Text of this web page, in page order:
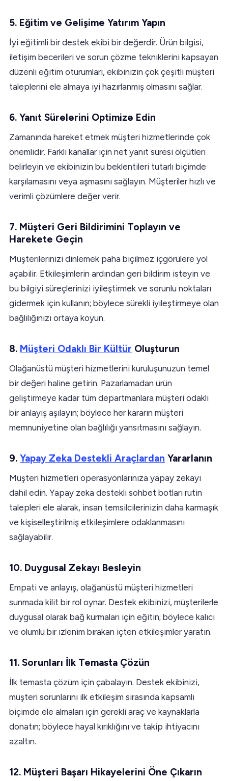
5. Eğitim ve Gelişime Yatırım Yapın
İyi eğitimli bir destek ekibi bir değerdir. Ürün bilgisi,
iletişim becerileri ve sorun çözme tekniklerini kapsayan
düzenli eğitim oturumları, ekibinizin çok çeşitli müşteri
taleplerini ele almaya iyi hazırlanmış olmasını sağlar.
6. Yanıt Sürelerini Optimize Edin
Zamanında hareket etmek müşteri hizmetlerinde çok
önemlidir. Farklı kanallar için net yanıt süresi ölçütleri
belirleyin ve ekibinizin bu beklentileri tutarlı biçimde
karşılamasını veya aşmasını sağlayın. Müşteriler hızlı ve
verimli çözümlere değer verir.
7. Müşteri Geri Bildirimini Toplayın ve
Harekete Geçin
Müşterilerinizi dinlemek paha biçilmez içgörülere yol
açabilir. Etkileşimlerin ardından geri bildirim isteyin ve
bu bilgiyi süreçlerinizi iyileştirmek ve sorunlu noktaları
gidermek için kullanın; böylece sürekli iyileştirmeye olan
bağlılığınızı ortaya koyun.
8. Müşteri Odaklı Bir Kültür Oluşturun
Olağanüstü müşteri hizmetlerini kuruluşunuzun temel
bir değeri haline getirin. Pazarlamadan ürün
geliştirmeye kadar tüm departmanlara müşteri odaklı
bir anlayış aşılayın; böylece her kararın müşteri
memnuniyetine olan bağlılığı yansıtmasını sağlayın.
9. Yapay Zeka Destekli Araçlardan Yararlanın
Müşteri hizmetleri operasyonlarınıza yapay zekayı
dahil edin. Yapay zeka destekli sohbet botları rutin
talepleri ele alarak, insan temsilcilerinizin daha karmaşık
ve kişiselleştirilmiş etkileşimlere odaklanmasını
sağlayabilir.
10. Duygusal Zekayı Besleyin
Empati ve anlayış, olağanüstü müşteri hizmetleri
sunmada kilit bir rol oynar. Destek ekibinizi, müşterilerle
duygusal olarak bağ kurmaları için eğitin; böylece kalıcı
ve olumlu bir izlenim bırakan içten etkileşimler yaratın.
11. Sorunları İlk Temasta Çözün
İlk temasta çözüm için çabalayın. Destek ekibinizi,
müşteri sorunlarını ilk etkileşim sırasında kapsamlı
biçimde ele almaları için gerekli araç ve kaynaklarla
donatın; böylece hayal kırıklığını ve takip ihtiyacını
azaltın.
12. Müşteri Başarı Hikayelerini Öne Çıkarın